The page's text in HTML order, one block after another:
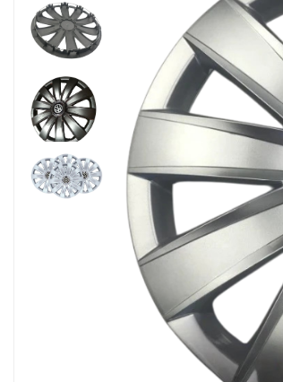
Bara spate
Bullbar
Girofare auto
Grile
Oglinzi
Pleoape
Pleoape ABS